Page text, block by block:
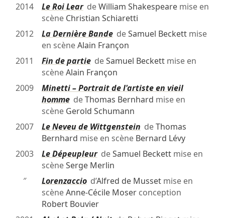
2014
Le Roi LeardeWilliam Shakespearemise en
scène Christian Schiaretti
2012
La Dernière BandedeSamuel Beckettmise
en scèneAlain Françon
2011
Fin de partiedeSamuel Beckettmise en
scèneAlain Françon
2009
Minetti – Portrait de l'artiste en vieil
hommedeThomas Bernhard mise en
scène Gerold Schumann
2007
Le Neveu de Wittgenstein deThomas
Bernhard mise en scène Bernard Lévy
2003
Le DépeupleurdeSamuel Beckettmise en
scèneSerge Merlin
″
Lorenzacciod’Alfred de Mussetmise en
scèneAnne-Cécile Moserconception
Robert Bouvier